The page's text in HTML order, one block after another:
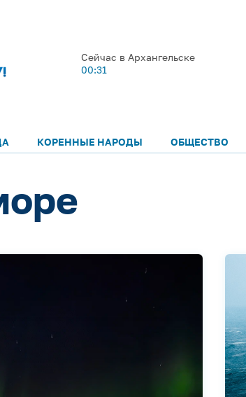
Сейчас в Архангельске
00:31
КОРЕННЫЕ НАРОДЫ ОБЩЕСТВО